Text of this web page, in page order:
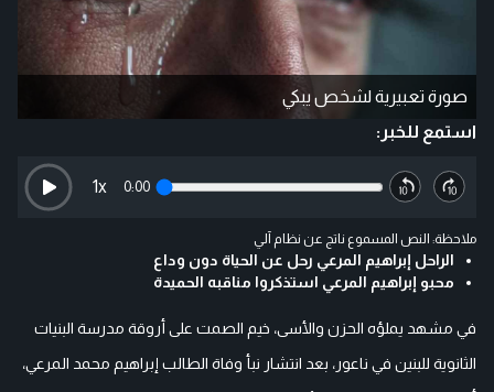
صورة تعبيرية لشخص يبكي
استمع للخبر:
0:00
1x
ملاحظة: النص المسموع ناتج عن نظام آلي
الراحل إبراهيم المرعي رحل عن الحياة دون وداع
محبو إبراهيم المرعي استذكروا مناقبه الحميدة
في مشهد يملؤه الحزن والأسى، خيم الصمت على أروقة مدرسة البنيات
الثانوية للبنين في ناعور، بعد انتشار نبأ وفاة الطالب إبراهيم محمد المرعي،